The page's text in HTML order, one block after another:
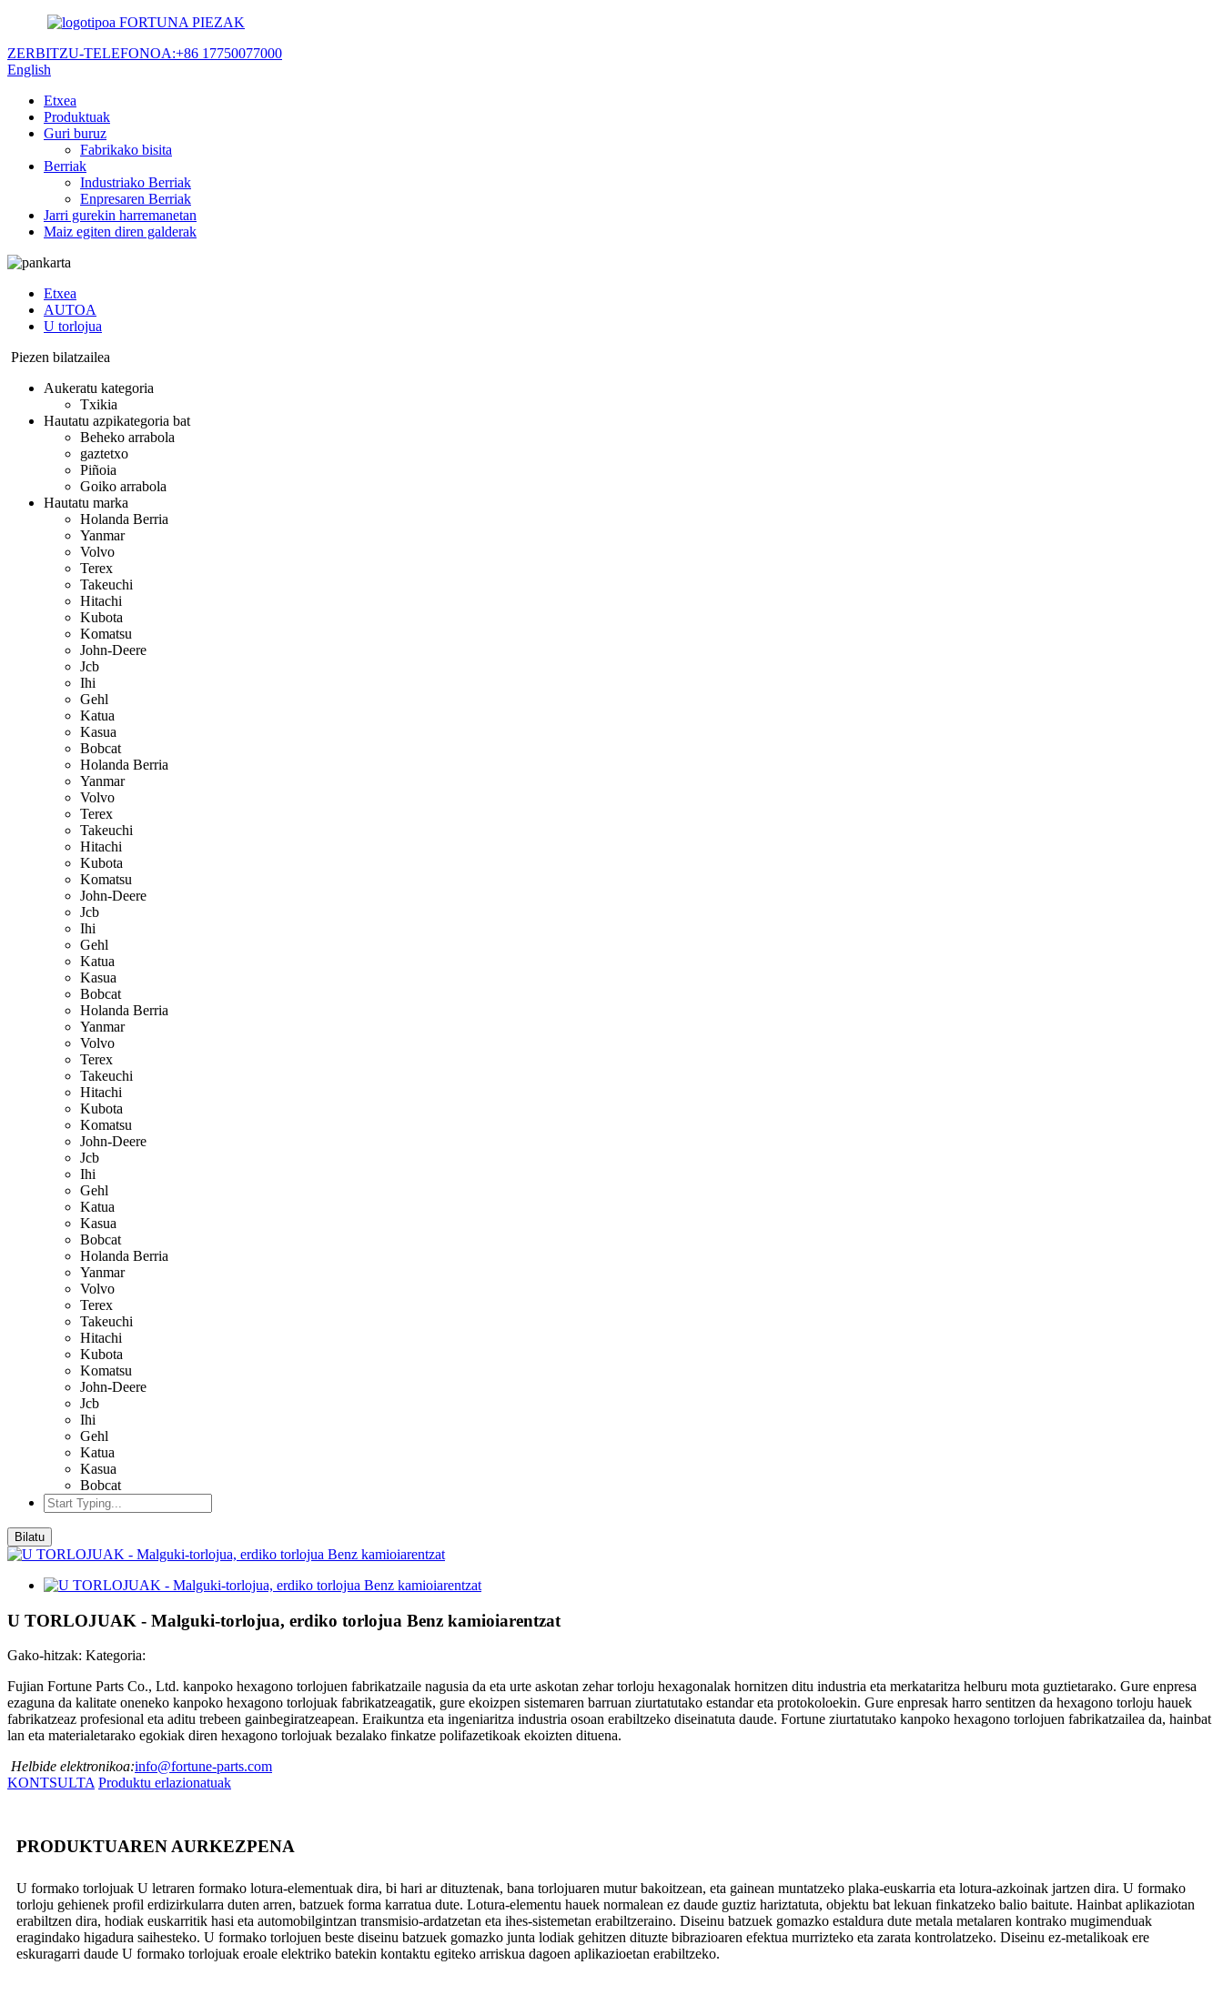
FORTUNA PIEZAK
ZERBITZU-TELEFONOA:+86 17750077000
English
Etxea
Produktuak
Guri buruz
Fabrikako bisita
Berriak
Industriako Berriak
Enpresaren Berriak
Jarri gurekin harremanetan
Maiz egiten diren galderak
Etxea
AUTOA
U torlojua
Piezen bilatzailea
Aukeratu kategoria
Txikia
Hautatu azpikategoria bat
Beheko arrabola
gaztetxo
Piñoia
Goiko arrabola
Hautatu marka
Holanda Berria
Yanmar
Volvo
Terex
Takeuchi
Hitachi
Kubota
Komatsu
John-Deere
Jcb
Ihi
Gehl
Katua
Kasua
Bobcat
Holanda Berria
Yanmar
Volvo
Terex
Takeuchi
Hitachi
Kubota
Komatsu
John-Deere
Jcb
Ihi
Gehl
Katua
Kasua
Bobcat
Holanda Berria
Yanmar
Volvo
Terex
Takeuchi
Hitachi
Kubota
Komatsu
John-Deere
Jcb
Ihi
Gehl
Katua
Kasua
Bobcat
Holanda Berria
Yanmar
Volvo
Terex
Takeuchi
Hitachi
Kubota
Komatsu
John-Deere
Jcb
Ihi
Gehl
Katua
Kasua
Bobcat
Bilatu
U TORLOJUAK - Malguki-torlojua, erdiko torlojua Benz kamioiarentzat
Gako-hitzak: Kategoria:
Fujian Fortune Parts Co., Ltd. kanpoko hexagono torlojuen fabrikatzaile nagusia da eta urte askotan zehar torloju hexagonalak hornitzen ditu industria eta merkataritza helburu mota guztietarako. Gure enpresa
ezaguna da kalitate oneneko kanpoko hexagono torlojuak fabrikatzeagatik, gure ekoizpen sistemaren barruan ziurtatutako estandar eta protokoloekin. Gure enpresak harro sentitzen da hexagono torloju hauek
fabrikatzeaz profesional eta aditu trebeen gainbegiratzeapean. Eraikuntza eta ingeniaritza industria osoan erabiltzeko diseinatuta daude. Fortune ziurtatutako kanpoko hexagono torlojuen fabrikatzailea da, hainbat
lan eta materialetarako egokiak diren hexagono torlojuak bezalako finkatze polifazetikoak ekoizten dituena.
Helbide elektronikoa:info@fortune-parts.com
KONTSULTA Produktu erlazionatuak
PRODUKTUAREN AURKEZPENA
U formako torlojuak U letraren formako lotura-elementuak dira, bi hari ar dituztenak, bana torlojuaren mutur bakoitzean, eta gainean muntatzeko plaka-euskarria eta lotura-azkoinak jartzen dira. U formako
torloju gehienek profil erdizirkularra duten arren, batzuek forma karratua dute. Lotura-elementu hauek normalean ez daude guztiz hariztatuta, objektu bat lekuan finkatzeko balio baitute. Hainbat aplikaziotan
erabiltzen dira, hodiak euskarritik hasi eta automobilgintzan transmisio-ardatzetan eta ihes-sistemetan erabiltzeraino. Diseinu batzuek gomazko estaldura dute metala metalaren kontrako mugimenduak
eragindako higadura saihesteko. U formako torlojuen beste diseinu batzuek gomazko junta lodiak gehitzen dituzte bibrazioaren efektua murrizteko eta zarata kontrolatzeko. Diseinu ez-metalikoak ere
eskuragarri daude U formako torlojuak eroale elektriko batekin kontaktu egiteko arriskua dagoen aplikazioetan erabiltzeko.